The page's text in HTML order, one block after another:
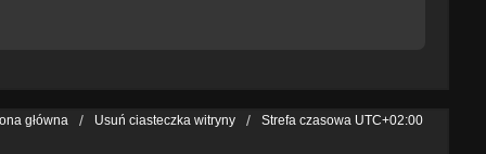
główna Usuń ciasteczka witryny Strefa czasowa UTC+02:00